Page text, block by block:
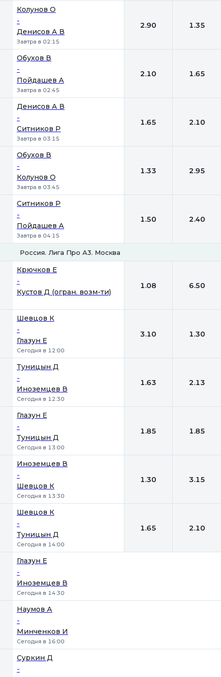
Колунов О
-
Денисов А В
Завтра в 02:15
2.90 1.35
Обухов В
-
Пойдашев А
Завтра в 02:45
2.10 1.65
Денисов А В
-
Ситников Р
Завтра в 03:15
1.65 2.10
Обухов В
-
Колунов О
Завтра в 03:45
1.33 2.95
Ситников Р
-
Пойдашев А
Завтра в 04:15
1.50 2.40
Россия. Лига Про А3. Москва
Крючков Е
-
Кустов Д (огран. возм-ти)
1.08 6.50
Шевцов К
-
Глазун Е
Сегодня в 12:00
3.10 1.30
Туницын Д
-
Иноземцев В
Сегодня в 12:30
1.63 2.13
Глазун Е
-
Туницын Д
Сегодня в 13:00
1.85 1.85
Иноземцев В
-
Шевцов К
Сегодня в 13:30
1.30 3.15
Шевцов К
-
Туницын Д
Сегодня в 14:00
1.65 2.10
Глазун Е
-
Иноземцев В
Сегодня в 14:30
Наумов А
-
Минченков И
Сегодня в 16:00
Суркин Д
-